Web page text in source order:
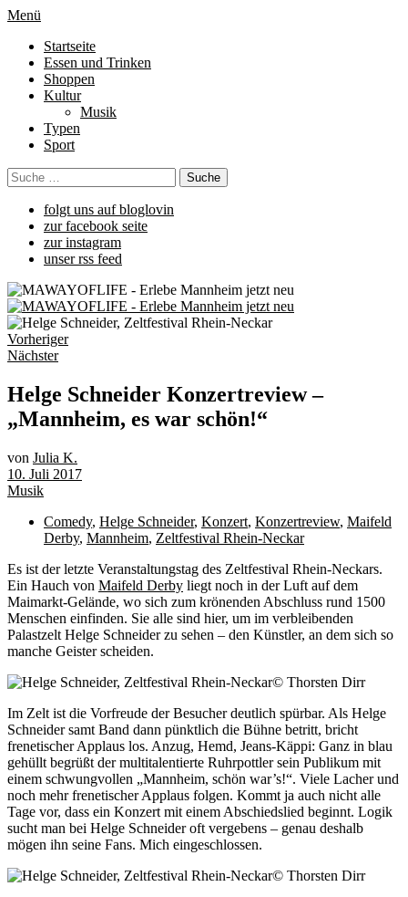
Menü
Startseite
Essen und Trinken
Shoppen
Kultur
Musik
Typen
Sport
folgt uns auf bloglovin
zur facebook seite
zur instagram
unser rss feed
Vorheriger
Nächster
Helge Schneider Konzertreview –
„Mannheim, es war schön!“
von Julia K.
10. Juli 2017
Musik
Comedy, Helge Schneider, Konzert, Konzertreview, Maifeld
Derby, Mannheim, Zeltfestival Rhein-Neckar
Es ist der letzte Veranstaltungstag des Zeltfestival Rhein-Neckars.
Ein Hauch von Maifeld Derby liegt noch in der Luft auf dem
Maimarkt-Gelände, wo sich zum krönenden Abschluss rund 1500
Menschen einfinden. Sie alle sind hier, um im verbleibenden
Palastzelt Helge Schneider zu sehen – den Künstler, an dem sich so
manche Geister scheiden.
© Thorsten Dirr
Im Zelt ist die Vorfreude der Besucher deutlich spürbar. Als Helge
Schneider samt Band dann pünktlich die Bühne betritt, bricht
frenetischer Applaus los. Anzug, Hemd, Jeans-Käppi: Ganz in blau
gehüllt begrüßt der multitalentierte Ruhrpottler sein Publikum mit
einem schwungvollen „Mannheim, schön war’s!“. Viele Lacher und
noch mehr frenetischer Applaus folgen. Kommt ja auch nicht alle
Tage vor, dass ein Konzert mit einem Abschiedslied beginnt. Logik
sucht man bei Helge Schneider oft vergebens – genau deshalb
mögen ihn seine Fans. Mich eingeschlossen.
© Thorsten Dirr